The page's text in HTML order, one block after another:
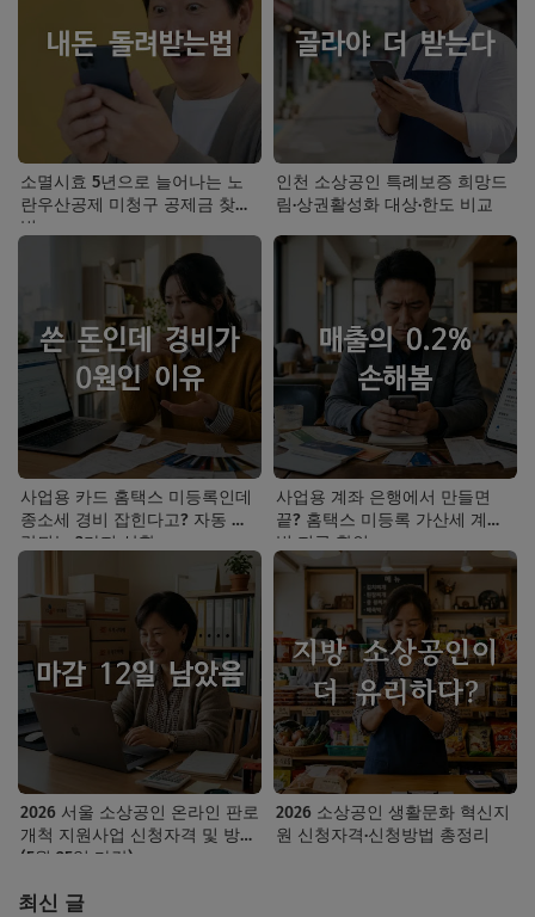
소멸시효 5년으로 늘어나는 노
란우산공제 미청구 공제금 찾는
법
인천 소상공인 특례보증 희망드
림·상권활성화 대상·한도 비교
사업용 카드 홈택스 미등록인데
종소세 경비 잡힌다고? 자동 누
락되는 3가지 상황
사업용 계좌 은행에서 만들면
끝? 홈택스 미등록 가산세 계산
법 지금 확인
2026 서울 소상공인 온라인 판로
개척 지원사업 신청자격 및 방법
(5월 25일 마감)
2026 소상공인 생활문화 혁신지
원 신청자격·신청방법 총정리
최신 글